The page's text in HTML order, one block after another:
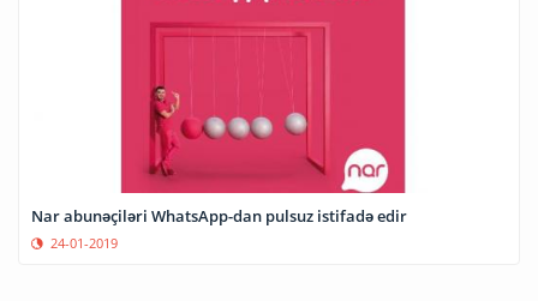
Nar abunəçiləri WhatsApp-dan pulsuz istifadə edir
24-01-2019